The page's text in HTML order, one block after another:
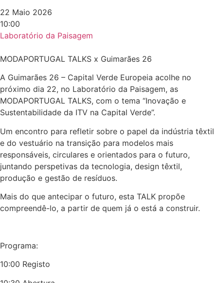
22 Maio 2026
10:00
Laboratório da Paisagem
MODAPORTUGAL TALKS x Guimarães 26
A Guimarães 26 – Capital Verde Europeia acolhe no
próximo dia 22, no Laboratório da Paisagem, as
MODAPORTUGAL TALKS, com o tema “Inovação e
Sustentabilidade da ITV na Capital Verde”.
Um encontro para refletir sobre o papel da indústria têxtil
e do vestuário na transição para modelos mais
responsáveis, circulares e orientados para o futuro,
juntando perspetivas da tecnologia, design têxtil,
produção e gestão de resíduos.
Mais do que antecipar o futuro, esta TALK propõe
compreendê-lo, a partir de quem já o está a construir.
Programa:
10:00 Registo